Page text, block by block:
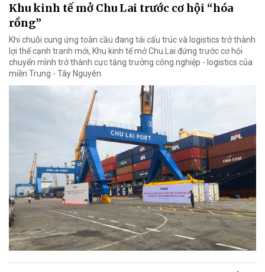
Khu kinh tế mở Chu Lai trước cơ hội “hóa
rồng”
Khi chuỗi cung ứng toàn cầu đang tái cấu trúc và logistics trở thành
lợi thế cạnh tranh mới, Khu kinh tế mở Chu Lai đứng trước cơ hội
chuyển mình trở thành cực tăng trưởng công nghiệp - logistics của
miền Trung - Tây Nguyên.